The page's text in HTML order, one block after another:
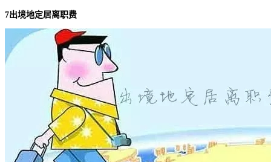
7出境地定居离职费